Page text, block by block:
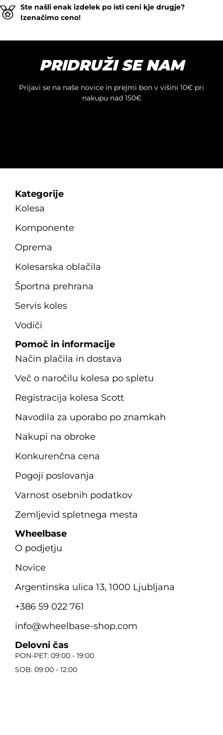
izdelek
ima
različic.
Ste našli enak izdelek po isti ceni kje drugje?
Izenačimo ceno!
PRIDRUŽI SE NAM
Prijavi se na naše novice in prejmi bon v višini 10€ pri
nakupu nad 150€
Kategorije
Kolesa
Komponente
Oprema
Kolesarska oblačila
Športna prehrana
Servis koles
Vodiči
Pomoč in informacije
Način plačila in dostava
Več o naročilu kolesa po spletu
Registracija kolesa Scott
Navodila za uporabo po znamkah
Nakupi na obroke
Konkurenčna cena
Pogoji poslovanja
Varnost osebnih podatkov
Zemljevid spletnega mesta
Wheelbase
O podjetju
Novice
Argentinska ulica 13, 1000 Ljubljana
+386 59 022 761
info@wheelbase-shop.com
Delovni čas
PON-PET: 09:00 - 19:00
SOB: 09:00 - 12:00